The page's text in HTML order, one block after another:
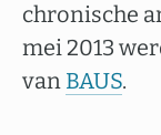
chronische
mei 2013
van BAUS.